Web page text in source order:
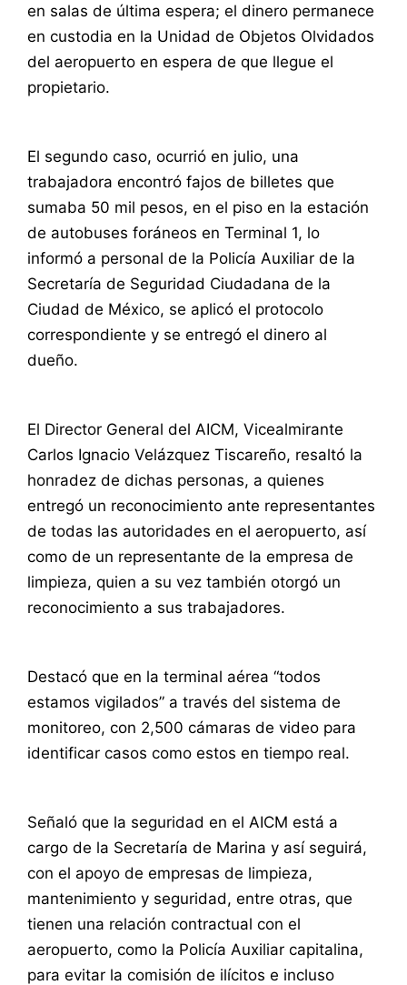
en salas de última espera; el dinero permanece
en custodia en la Unidad de Objetos Olvidados
del aeropuerto en espera de que llegue el
propietario.
El segundo caso, ocurrió en julio, una
trabajadora encontró fajos de billetes que
sumaba 50 mil pesos, en el piso en la estación
de autobuses foráneos en Terminal 1, lo
informó a personal de la Policía Auxiliar de la
Secretaría de Seguridad Ciudadana de la
Ciudad de México, se aplicó el protocolo
correspondiente y se entregó el dinero al
dueño.
El Director General del AICM, Vicealmirante
Carlos Ignacio Velázquez Tiscareño, resaltó la
honradez de dichas personas, a quienes
entregó un reconocimiento ante representantes
de todas las autoridades en el aeropuerto, así
como de un representante de la empresa de
limpieza, quien a su vez también otorgó un
reconocimiento a sus trabajadores.
Destacó que en la terminal aérea “todos
estamos vigilados” a través del sistema de
monitoreo, con 2,500 cámaras de video para
identificar casos como estos en tiempo real.
Señaló que la seguridad en el AICM está a
cargo de la Secretaría de Marina y así seguirá,
con el apoyo de empresas de limpieza,
mantenimiento y seguridad, entre otras, que
tienen una relación contractual con el
aeropuerto, como la Policía Auxiliar capitalina,
para evitar la comisión de ilícitos e incluso